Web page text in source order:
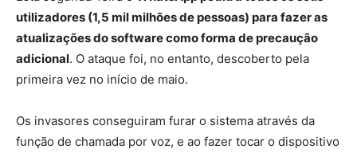
utilizadores (1,5 mil milhões de pessoas) para fazer as
atualizações do software como forma de precaução
adicional. O ataque foi, no entanto, descoberto pela
primeira vez no início de maio.
Os invasores conseguiram furar o sistema através da
função de chamada por voz, e ao fazer tocar o dispositivo